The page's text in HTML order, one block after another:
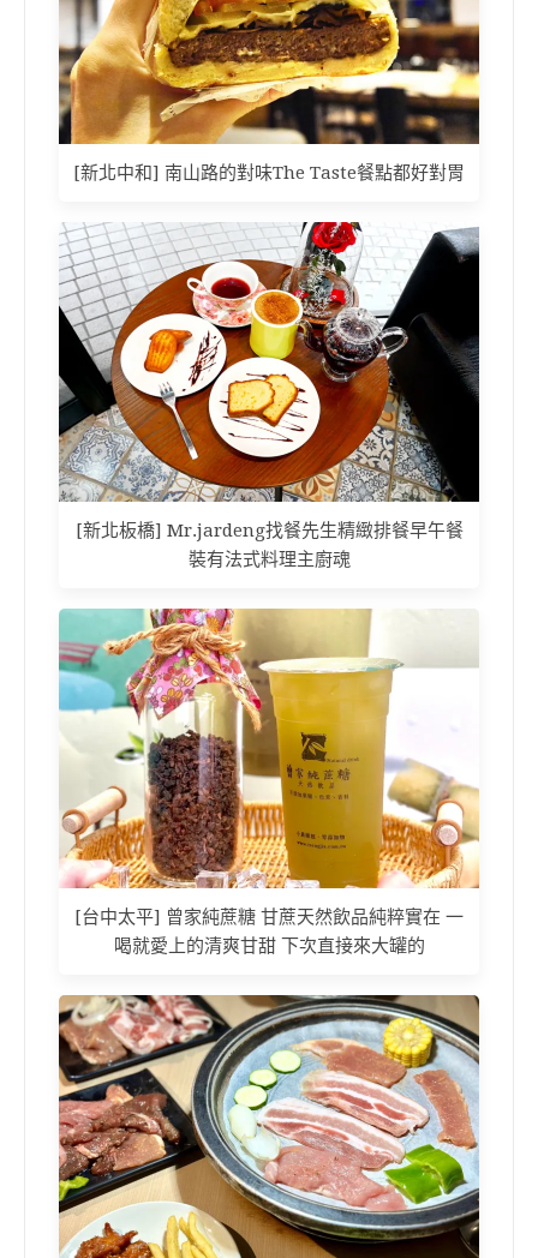
[新北中和] 南山路的對味The Taste餐點都好對胃
[新北板橋] Mr.jardeng找餐先生精緻排餐早午餐
裝有法式料理主廚魂
[台中太平] 曾家純蔗糖 甘蔗天然飲品純粹實在 一
喝就愛上的清爽甘甜 下次直接來大罐的